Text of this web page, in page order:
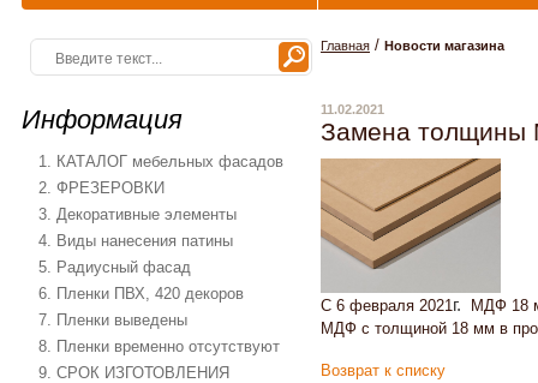
Информация
1. КАТАЛОГ мебельных фасадов
2. ФРЕЗЕРОВКИ
3. Декоративные элементы
4. Виды нанесения патины
5. Радиусный фасад
6. Пленки ПВХ, 420 декоров
7. Пленки выведены
8. Пленки временно отсутствуют
9. СРОК ИЗГОТОВЛЕНИЯ
Главная / Новости магазина
11.02.2021
Замена
С 6 февраля 2021г. МДФ 18
МДФ с толщиной 18 мм в
Возврат к списку